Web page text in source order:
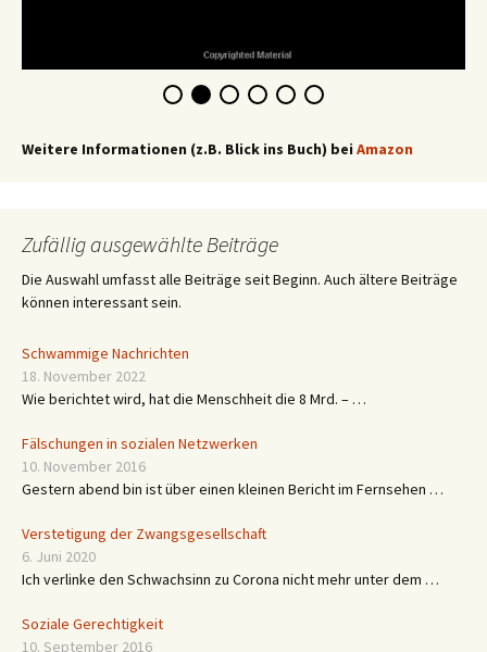
Weitere Informationen (z.B. Blick ins Buch) bei Amazon
Zufällig ausgewählte Beiträge
Die Auswahl umfasst alle Beiträge seit Beginn. Auch ältere Beiträge
können interessant sein.
Schwammige Nachrichten
18. November 2022
Wie berichtet wird, hat die Menschheit die 8 Mrd. – …
Fälschungen in sozialen Netzwerken
10. November 2016
Gestern abend bin ist über einen kleinen Bericht im Fernsehen …
Verstetigung der Zwangsgesellschaft
6. Juni 2020
Ich verlinke den Schwachsinn zu Corona nicht mehr unter dem …
Soziale Gerechtigkeit
10. September 2016